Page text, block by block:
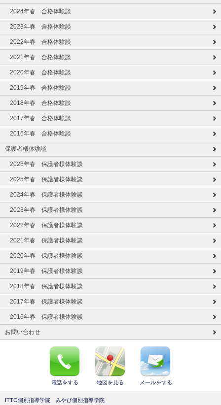
2024年春 合格体験談
2023年春 合格体験談
2022年春 合格体験談
2021年春 合格体験談
2020年春 合格体験談
2019年春 合格体験談
2018年春 合格体験談
2017年春 合格体験談
2016年春 合格体験談
保護者様体験談
2026年春 保護者様体験談
2025年春 保護者様体験談
2024年春 保護者様体験談
2023年春 保護者様体験談
2022年春 保護者様体験談
2021年春 保護者様体験談
2020年春 保護者様体験談
2019年春 保護者様体験談
2018年春 保護者様体験談
2017年春 保護者様体験談
2016年春 保護者様体験談
お問い合わせ
電話をする 地図を見る メールをする
ITTO個別指導学院 みやび個別指導学院